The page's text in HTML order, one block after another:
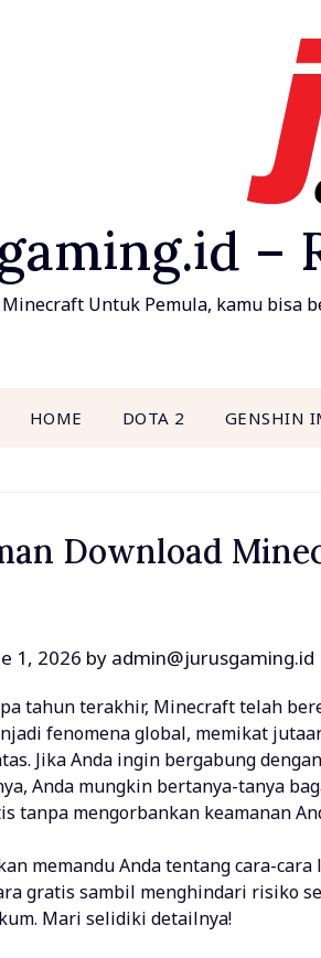
–
Minecraft Untuk Pemula, kamu
HOME DOTA 2 GENSHIN
Download
1, 2026 by admin@jurusgaming.id
tahun terakhir, Minecraft telah
fenomena global, memikat
Jika Anda ingin bergabung
Anda mungkin bertanya-tanya
tanpa mengorbankan keamanan
memandu Anda tentang cara-
gratis sambil menghindari risiko
Mari selidiki detailnya!